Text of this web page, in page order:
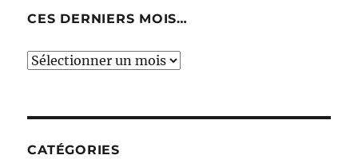
CES DERNIERS MOIS…
Ces
CATÉGORIES